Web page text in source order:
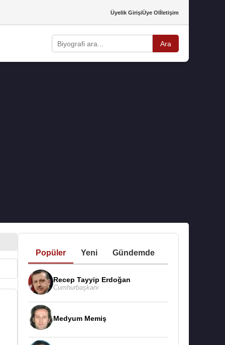
Üyelik GirişiÜye Olİletişim
Ara
Popüler Yeni Gündemde
Recep Tayyip Erdoğan
Cumhurbaşkanı
Medyum Memiş